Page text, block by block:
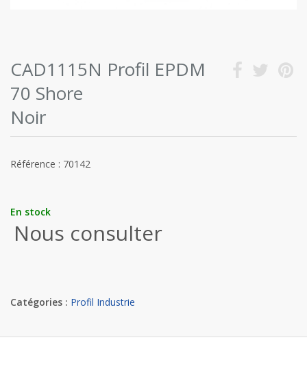
CAD1115N Profil EPDM
70 Shore
Noir
Référence : 70142
En stock
Nous consulter
Catégories : Profil Industrie